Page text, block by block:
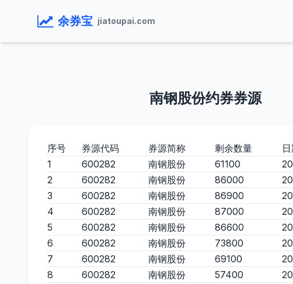
余券宝 jiatoupai.com
南钢股份约券券源
序号 券源代码 券源简称 剩余数量
1
600282 南钢股份 61100
2
600282 南钢股份 86000
3
600282 南钢股份 86900
4
600282 南钢股份 87000
5
600282 南钢股份 86600
6
600282 南钢股份 73800
7
600282 南钢股份 69100
8
600282 南钢股份 57400